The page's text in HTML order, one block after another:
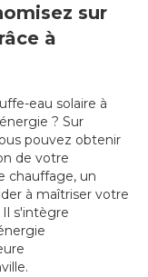
sur
à
eau solaire à
? Sur
pouvez obtenir
de votre
chauffage, un
à maîtriser votre
s'intègre